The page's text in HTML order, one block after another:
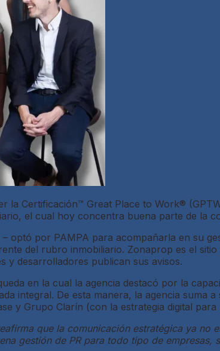
la Certificación™ Great Place to Work®
el cual hoy concentra buena parte de la
optó por PAMPA para acompañarla en su
del rubro inmobiliario. Zonaprop es el
y desarrolladores publican sus avisos.
en la cual la agencia destacó por la
integral. De esta manera, la agencia suma
y Grupo Clarín (con la estrategia digital
que la comunicación estratégica ya
gestión de PR para todo tipo de empresas,